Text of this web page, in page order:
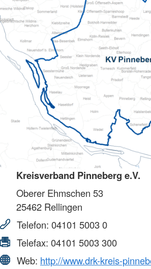
Kreisverband Pinneberg e.V.
Oberer Ehmschen 53
25462 Rellingen
Telefon: 04101 5003 0
Telefax: 04101 5003 300
Web: http://www.drk-kreis-